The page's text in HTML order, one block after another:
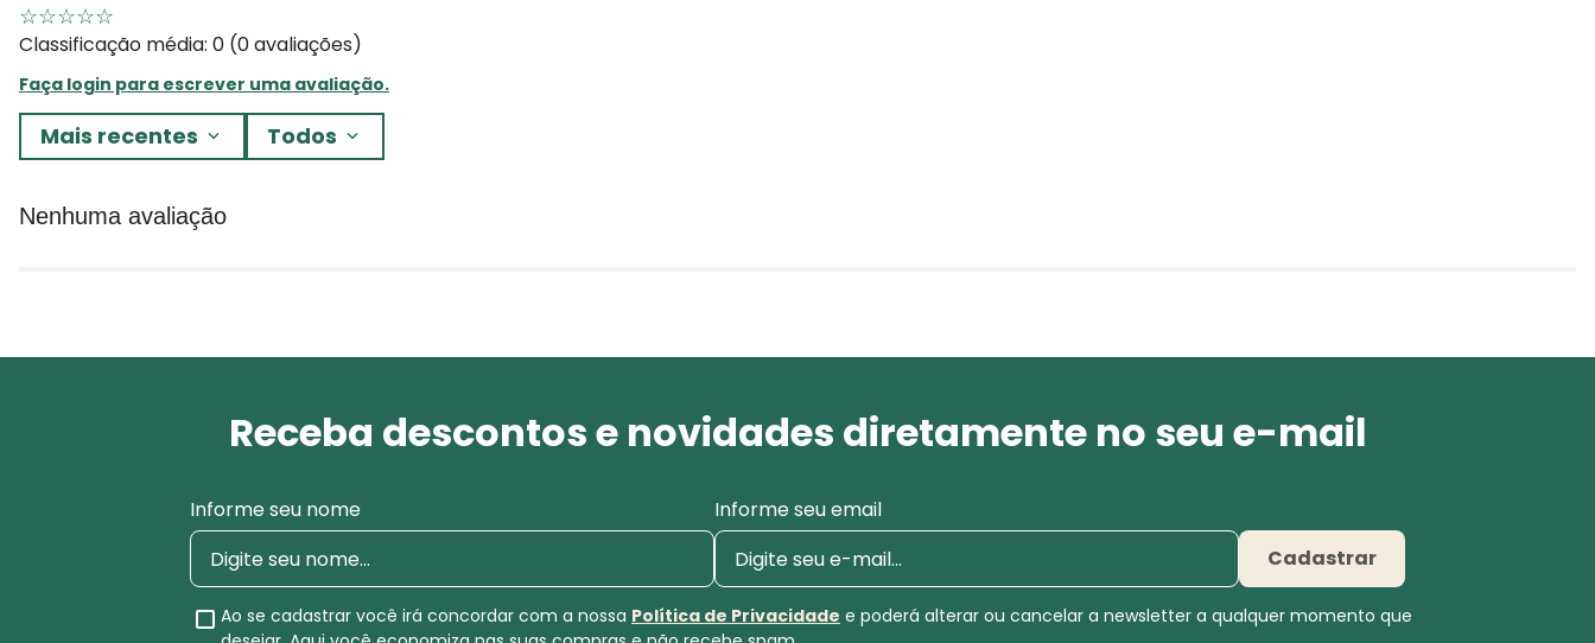
☆☆☆☆☆
Classificação média: 0 (0 avaliações)
Faça login para escrever uma avaliação.
Mais recentes Todos
Nenhuma avaliação
Receba descontos e novidades diretamente no seu e-mail
Informe seu nome
Informe seu email
Cadastrar
Ao se cadastrar você irá concordar com a nossa Política de Privacidade e poderá alterar ou cancelar a newsletter a qualquer momento que